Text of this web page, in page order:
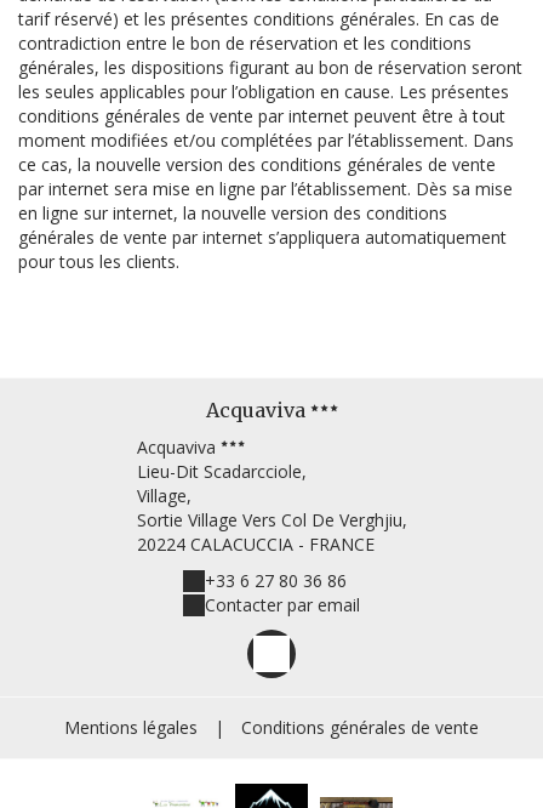
tarif réservé) et les présentes conditions générales. En cas de
contradiction entre le bon de réservation et les conditions
générales, les dispositions figurant au bon de réservation seront
les seules applicables pour l’obligation en cause. Les présentes
conditions générales de vente par internet peuvent être à tout
moment modifiées et/ou complétées par l’établissement. Dans
ce cas, la nouvelle version des conditions générales de vente
par internet sera mise en ligne par l’établissement. Dès sa mise
en ligne sur internet, la nouvelle version des conditions
générales de vente par internet s’appliquera automatiquement
pour tous les clients.
Acquaviva
Acquaviva
Lieu-Dit Scadarcciole,
Village,
Sortie Village Vers Col De Verghjiu,
20224 CALACUCCIA - FRANCE
+33 6 27 80 36 86
Contacter par email
Mentions légales | Conditions générales de vente